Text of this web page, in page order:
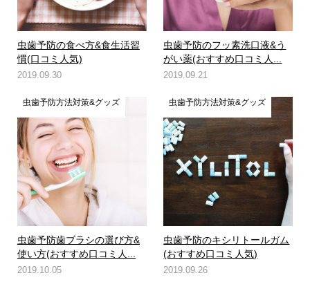
虫歯予防の食べ方&食生活習
慣(口コミ人気)
2019.09.30
虫歯予防のフッ素洗口液&う
がい薬(おすすめ口コミ人...
2019.09.21
虫歯予防方法対策&グッズ
虫歯予防歯ブラシの選び方&
使い方(おすすめ口コミ人...
2019.10.05
虫歯予防方法対策&グッズ
虫歯予防のキシリトールガム
(おすすめ口コミ人気)
2019.09.26